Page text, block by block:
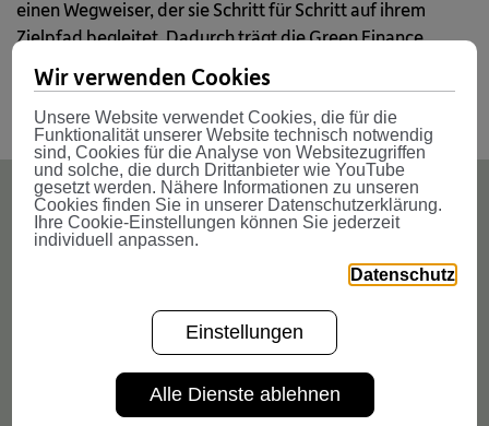
einen Wegweiser, der sie Schritt für Schritt auf ihrem
Zielpfad begleitet. Dadurch trägt die Green Finance
Alliance dazu bei, dass Österreich und die EU, die
vereinbarten Klimaziele erreichen.
Green Finance Alliance - Together
Wir verwenden Cookies
Unsere Website verwendet Cookies, die für die
Funktionalität unserer Website technisch notwendig
sind, Cookies für die Analyse von Websitezugriffen
und solche, die durch Drittanbieter wie YouTube
gesetzt werden. Nähere Informationen zu unseren
Cookies finden Sie in unserer Datenschutzerklärung.
Ihre Cookie-Einstellungen können Sie jederzeit
individuell anpassen.
Datenschutz
Einstellungen
Alle Dienste ablehnen